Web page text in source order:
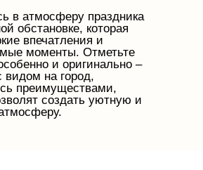
в атмосферу праздника
обстановке, которая
впечатления и
моменты. Отметьте
и оригинально –
видом на город,
преимуществами,
создать уютную и